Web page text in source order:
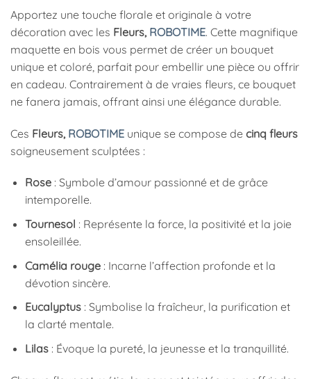
Apportez une touche florale et originale à votre
décoration avec les Fleurs, ROBOTIME. Cette magnifique
maquette en bois vous permet de créer un bouquet
unique et coloré, parfait pour embellir une pièce ou offrir
en cadeau. Contrairement à de vraies fleurs, ce bouquet
ne fanera jamais, offrant ainsi une élégance durable.
Ces Fleurs, ROBOTIME unique se compose de cinq fleurs
soigneusement sculptées :
Rose: Symbole d’amour passionné et de grâce
intemporelle.
Tournesol : Représente la force, la positivité et la joie
ensoleillée.
Camélia rouge: Incarne l’affection profonde et la
dévotion sincère.
Eucalyptus: Symbolise la fraîcheur, la purification et
la clarté mentale.
Lilas: Évoque la pureté, la jeunesse et la tranquillité.